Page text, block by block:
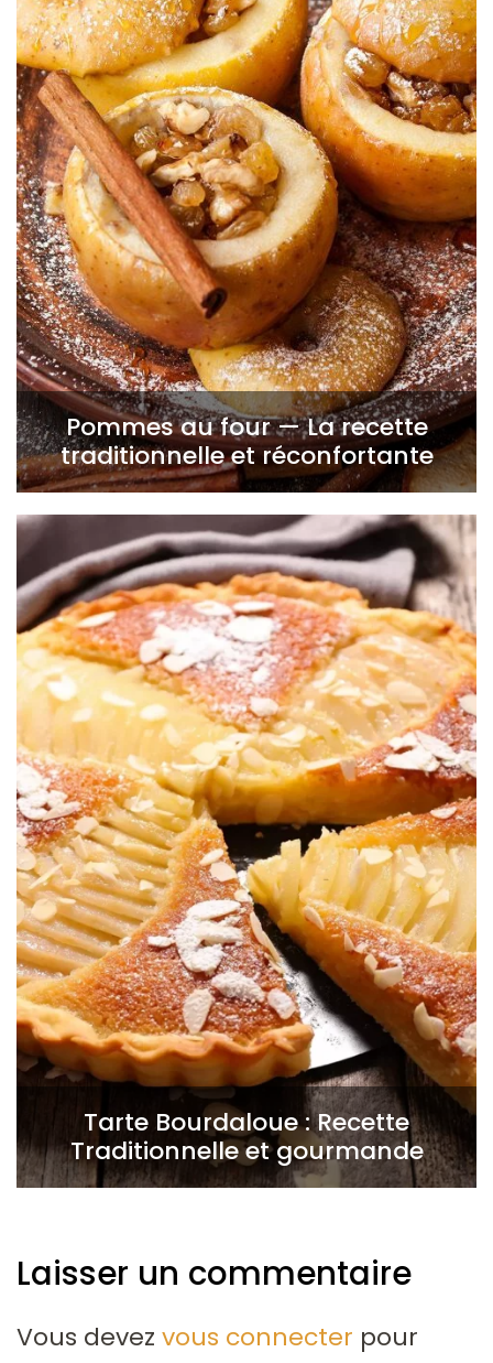
Pommes au four — La recette
traditionnelle et réconfortante
Tarte Bourdaloue : Recette
Traditionnelle et gourmande
Laisser un commentaire
Vous devez vous connecter pour